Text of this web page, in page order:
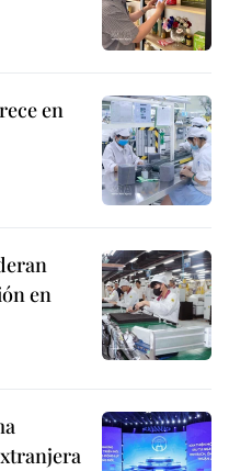
en
en